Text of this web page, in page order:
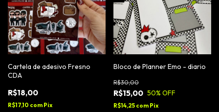
Cartela de adesivo Fresno
CDA
R$18,00
R$17,10 com Pix
Bloco de Planner Emo - diario
R$15,00
R$30,00
50% OFF
R$14,25 com Pix